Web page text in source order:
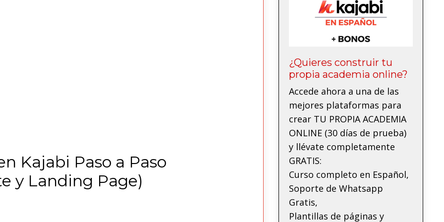
Kajabi Paso a Paso
y Landing Page)
¿Quieres construir tu
propia academia online?
Accede ahora a una de las
mejores plataformas para
crear TU PROPIA ACADEMIA
ONLINE (30 días de prueba)
y llévate completamente
GRATIS:
Curso completo en Español,
Soporte de Whatsapp
Gratis,
Plantillas de páginas y